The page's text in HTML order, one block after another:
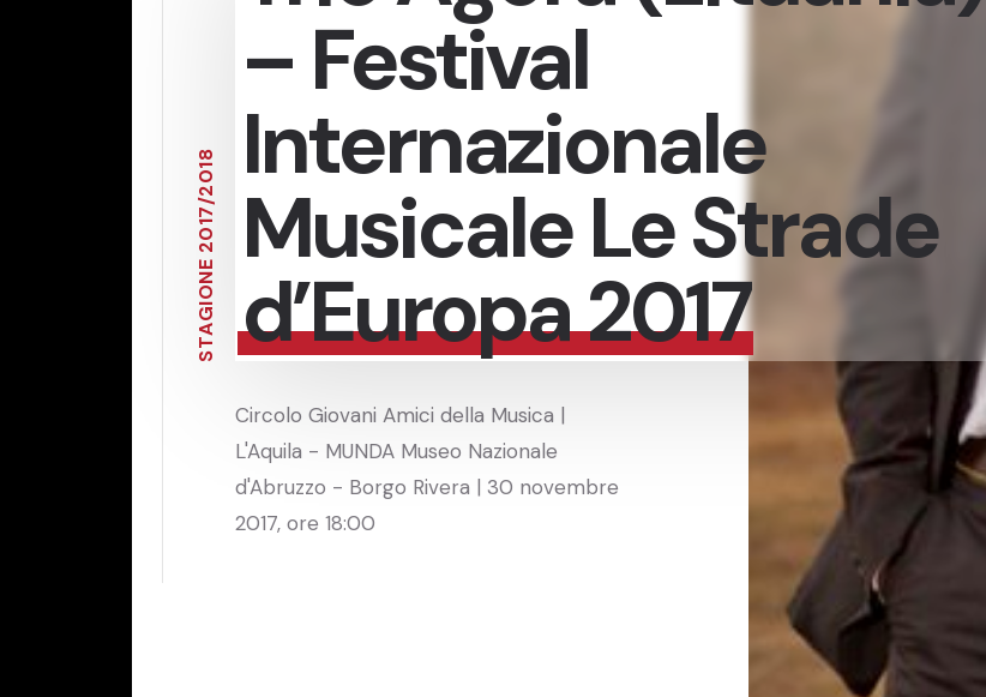
S
T
A
G
I
O
N
E
2
0
1
7
/
2
0
1
8
– Festival
Internazionale
Musicale Le Strade
d’Europa 2017
Circolo Giovani Amici della Musica |
L'Aquila - MUNDA Museo Nazionale
d'Abruzzo - Borgo Rivera | 30 novembre
2017, ore 18:00